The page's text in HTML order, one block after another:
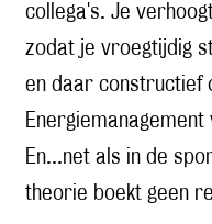
collega's. Je
zodat je vroegtijdig
en daar constructief
En...net als in de
theorie boekt geen